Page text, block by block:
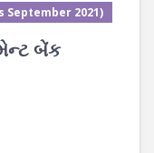
September 2021)
બેંક